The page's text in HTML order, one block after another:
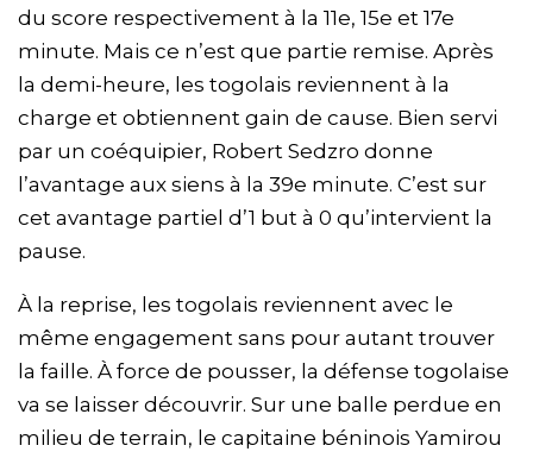
du score respectivement à la 11e, 15e et 17e
minute. Mais ce n’est que partie remise. Après
la demi-heure, les togolais reviennent à la
charge et obtiennent gain de cause. Bien servi
par un coéquipier, Robert Sedzro donne
l’avantage aux siens à la 39e minute. C’est sur
cet avantage partiel d’1 but à 0 qu’intervient la
pause.
À la reprise, les togolais reviennent avec le
même engagement sans pour autant trouver
la faille. À force de pousser, la défense togolaise
va se laisser découvrir. Sur une balle perdue en
milieu de terrain, le capitaine béninois Yamirou